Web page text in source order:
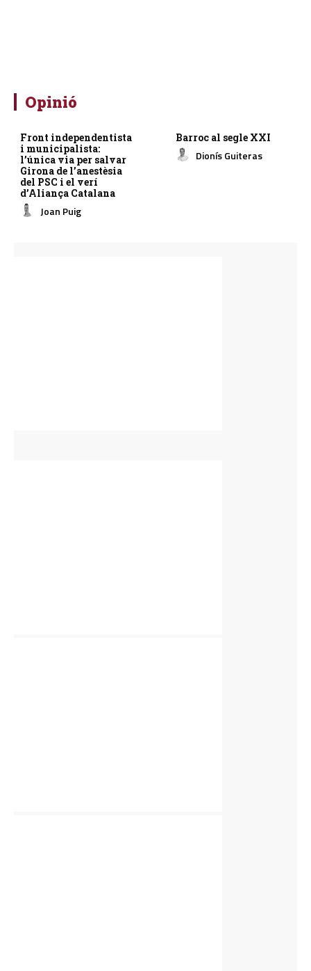
Opinió
Front independentista
i municipalista:
l’única via per salvar
Girona de l’anestèsia
del PSC i el verí
d’Aliança Catalana
Joan Puig
Barroc al segle XXI
Dionís Guiteras